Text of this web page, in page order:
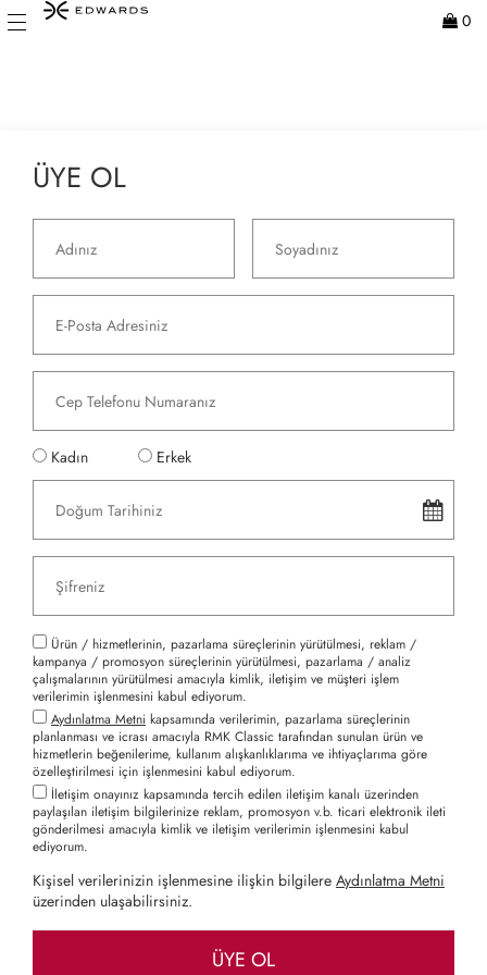
0
ÜYE OL
Kadın Erkek
Ürün / hizmetlerinin, pazarlama süreçlerinin yürütülmesi, reklam /
kampanya / promosyon süreçlerinin yürütülmesi, pazarlama / analiz
çalışmalarının yürütülmesi amacıyla kimlik, iletişim ve müşteri işlem
verilerimin işlenmesini kabul ediyorum.
Aydınlatma Metni kapsamında verilerimin, pazarlama süreçlerinin
planlanması ve icrası amacıyla RMK Classic tarafından sunulan ürün ve
hizmetlerin beğenilerime, kullanım alışkanlıklarıma ve ihtiyaçlarıma göre
özelleştirilmesi için işlenmesini kabul ediyorum.
İletişim onayınız kapsamında tercih edilen iletişim kanalı üzerinden
paylaşılan iletişim bilgilerinize reklam, promosyon v.b. ticari elektronik ileti
gönderilmesi amacıyla kimlik ve iletişim verilerimin işlenmesini kabul
ediyorum.
Kişisel verilerinizin işlenmesine ilişkin bilgilere Aydınlatma Metni
üzerinden ulaşabilirsiniz.
ÜYE OL